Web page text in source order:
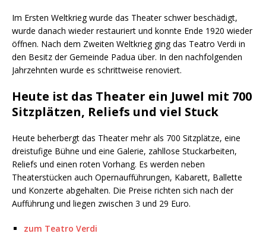
Im Ersten Weltkrieg wurde das Theater schwer beschädigt,
wurde danach wieder restauriert und konnte Ende 1920 wieder
öffnen. Nach dem Zweiten Weltkrieg ging das Teatro Verdi in
den Besitz der Gemeinde Padua über. In den nachfolgenden
Jahrzehnten wurde es schrittweise renoviert.
Heute ist das Theater ein Juwel mit 700
Sitzplätzen, Reliefs und viel Stuck
Heute beherbergt das Theater mehr als 700 Sitzplätze, eine
dreistufige Bühne und eine Galerie, zahllose Stuckarbeiten,
Reliefs und einen roten Vorhang. Es werden neben
Theaterstücken auch Opernaufführungen, Kabarett, Ballette
und Konzerte abgehalten. Die Preise richten sich nach der
Aufführung und liegen zwischen 3 und 29 Euro.
zum Teatro Verdi